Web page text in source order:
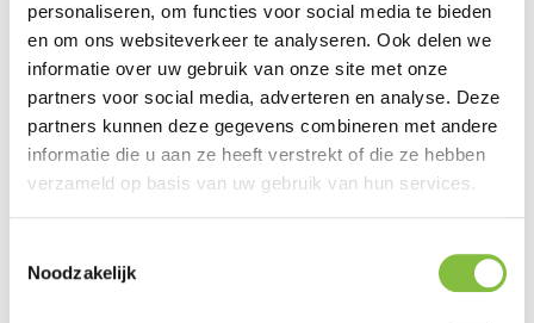
personaliseren, om functies voor social media te bieden
en om ons websiteverkeer te analyseren. Ook delen we
informatie over uw gebruik van onze site met onze
partners voor social media, adverteren en analyse. Deze
partners kunnen deze gegevens combineren met andere
informatie die u aan ze heeft verstrekt of die ze hebben
verzameld op basis van uw gebruik van hun services.
Noodzakelijk